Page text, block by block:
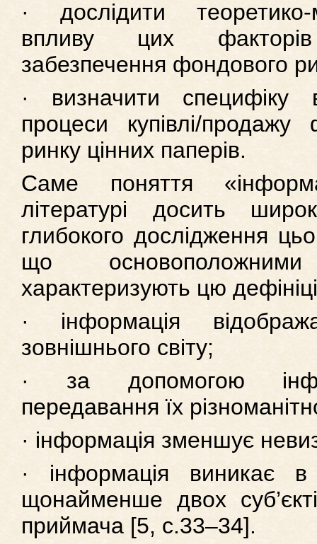
· дослідити теоретико-
впливу цих
забезпечення фондового
· визначити специфіку
процеси купівлі/
ринку цінних паперів.
Саме поняття
літературі досить
глибокого дослідження
що
характеризують цю
· інформація
зовнішнього світу;
· за допомогою
передавання їх
· інформація зменшує
· інформація виникає в
щонайменше двох
приймача [5, с.33–34].